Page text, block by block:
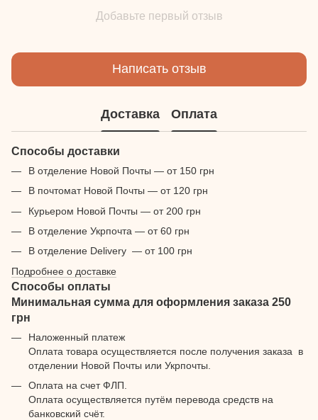
Добавьте первый отзыв
Написать отзыв
Доставка Оплата
Способы доставки
В отделение Новой Почты — от 150 грн
В почтомат Новой Почты — от 120 грн
Курьером Новой Почты — от 200 грн
В отделение Укрпочта — от 60 грн
В отделение Delivery — от 100 грн
Подробнее о доставке
Способы оплаты
Минимальная сумма для оформления заказа 250
грн
Наложенный платеж
Оплата товара осуществляется после получения заказа в
отделении Новой Почты или Укрпочты.
Оплата на счет ФЛП.
Оплата осуществляется путём перевода средств на
банковский счёт.